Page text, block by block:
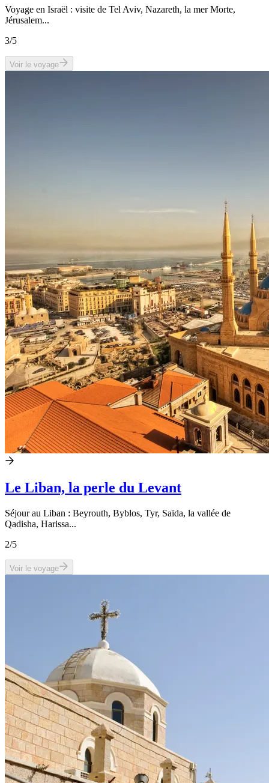
Voyage en Israël : visite de Tel Aviv, Nazareth, la mer Morte,
Jérusalem...
3/5
Voir le voyage
Le Liban, la perle du Levant
Séjour au Liban : Beyrouth, Byblos, Tyr, Saïda, la vallée de
Qadisha, Harissa...
2/5
Voir le voyage